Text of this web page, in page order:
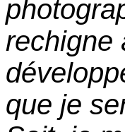
rechigne
que je